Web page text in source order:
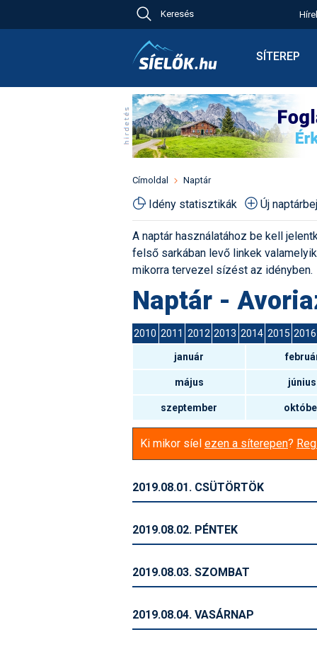
Keresés
SÍTEREP
Síbérletárak
Toplista
Havazás
Fotók
Címoldal Naptár
Idény statisztikák Új
A naptár használatához be kell
felső sarkában levő linkek
mikorra tervezel sízést az idényben.
Naptár -
2010 2011 2012 2013 2014 2015 2016
január
május június
szeptember
Ki mikor síel ezen a síterepen?
2019.08.01. CSÜTÖRTÖK
2019.08.02. PÉNTEK
2019.08.03. SZOMBAT
2019.08.04. VASÁRNAP